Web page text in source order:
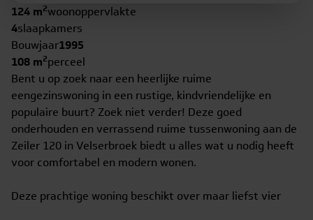
124 m2woonoppervlakte
4slaapkamers
Bouwjaar1995
108 m2perceel
Bent u op zoek naar een heerlijke ruime
eengezinswoning in een rustige, kindvriendelijke en
populaire buurt? Zoek niet verder! Deze goed
onderhouden en verrassend ruime tussenwoning aan de
Zeiler 120 in Velserbroek biedt u alles wat u nodig heeft
voor comfortabel en modern wonen.
Deze prachtige woning beschikt over maar liefst vier